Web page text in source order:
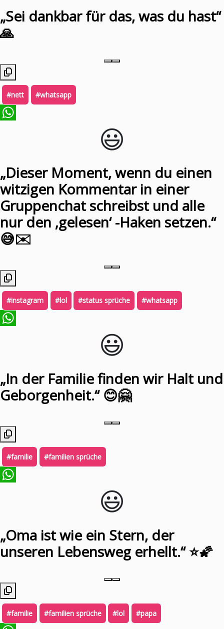
„Sei dankbar für das, was du hast“
🙏
#nett #whatsapp
😃️
„Dieser Moment, wenn du einen
witzigen Kommentar in einer
Gruppenchat schreibst und alle
nur den ‚gelesen‘ -Haken setzen.“
😅✉️
#instagram #lol #status sprüche #whatsapp
😃️
„In der Familie finden wir Halt und
Geborgenheit.“ 😊🤗
#familie #familien sprüche
😃️
„Oma ist wie ein Stern, der
unseren Lebensweg erhellt.“ ⭐️🌠
#familie #familien sprüche #lol #papa